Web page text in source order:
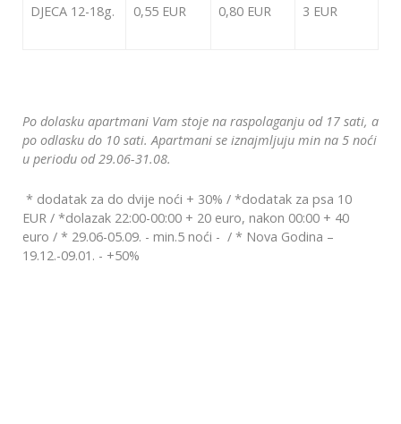
DJECA 12-18g. 0,55 EUR 0,80 EUR 3 EUR
Po dolasku apartmani Vam stoje na raspolaganju od 17 sati, a
po odlasku do 10 sati. Apartmani se iznajmljuju min na 5 noći
u periodu od 29.06-31.08.
* dodatak za do dvije noći + 30% / *dodatak za psa 10
EUR / *dolazak 22:00-00:00 + 20 euro, nakon 00:00 + 40
euro / * 29.06-05.09. - min.5 noći - / * Nova Godina –
19.12.-09.01. - +50%